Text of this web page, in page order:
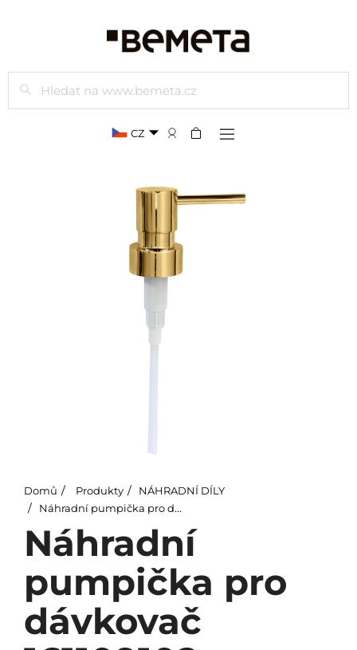
Hledat
CZ
Domů Produkty
NÁHRADNÍ DÍLY
Náhradní pumpička pro dávkovač 161109102
Náhradní
pumpička pro
dávkovač